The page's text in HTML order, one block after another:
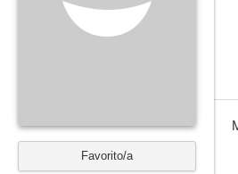
Favorito/a